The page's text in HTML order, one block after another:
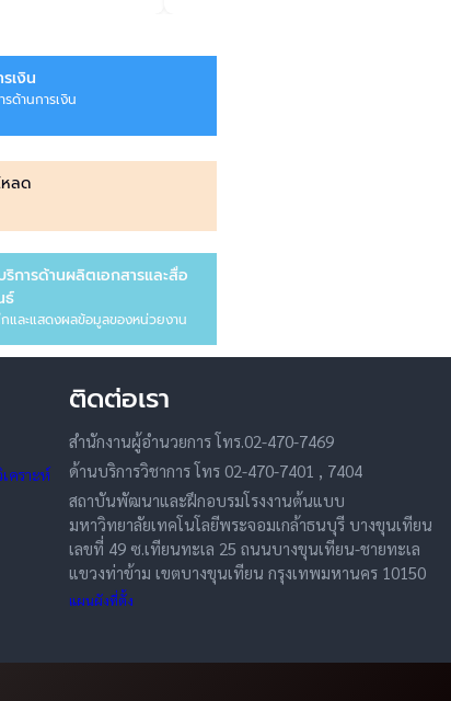
เงิน
รด้านการเงิน
หลด
ริการด้านผลิตเอกสารและสื่อ
ธ์
และแสดงผลข้อมูลของหน่วยงาน
คราะห์
ติดต่อเรา
สำนักงานผู้อำนวยการ โทร.02-470-7469
ด้านบริการวิชาการ โทร 02-470-7401 , 7404
สถาบันพัฒนาและฝึกอบรมโรงงานต้นแบบ
มหาวิทยาลัยเทคโนโลยีพระจอมเกล้าธนบุรี บางขุนเทียน
เลขที่ 49 ซ.เทียนทะเล 25 ถนนบางขุนเทียน-ชายทะเล
แขวงท่าข้าม เขตบางขุนเทียน กรุงเทพมหานคร 10150
แผนผังที่ตั้ง